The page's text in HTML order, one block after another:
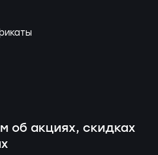
об акциях, скидках